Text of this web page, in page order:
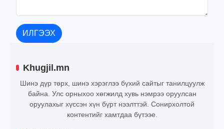
ИЛГЭЭХ
Khugjil.mn
Шинэ дүр төрх, шинэ хэрэглээ бүхий сайтыг танилцуулж
байна. Улс орныхоо хөгжилд хувь нэмрээ оруулсан
оруулахыг хүссэн хүн бүрт нээлттэй. Сонирхолтой
контентийг хамтдаа бүтээе.